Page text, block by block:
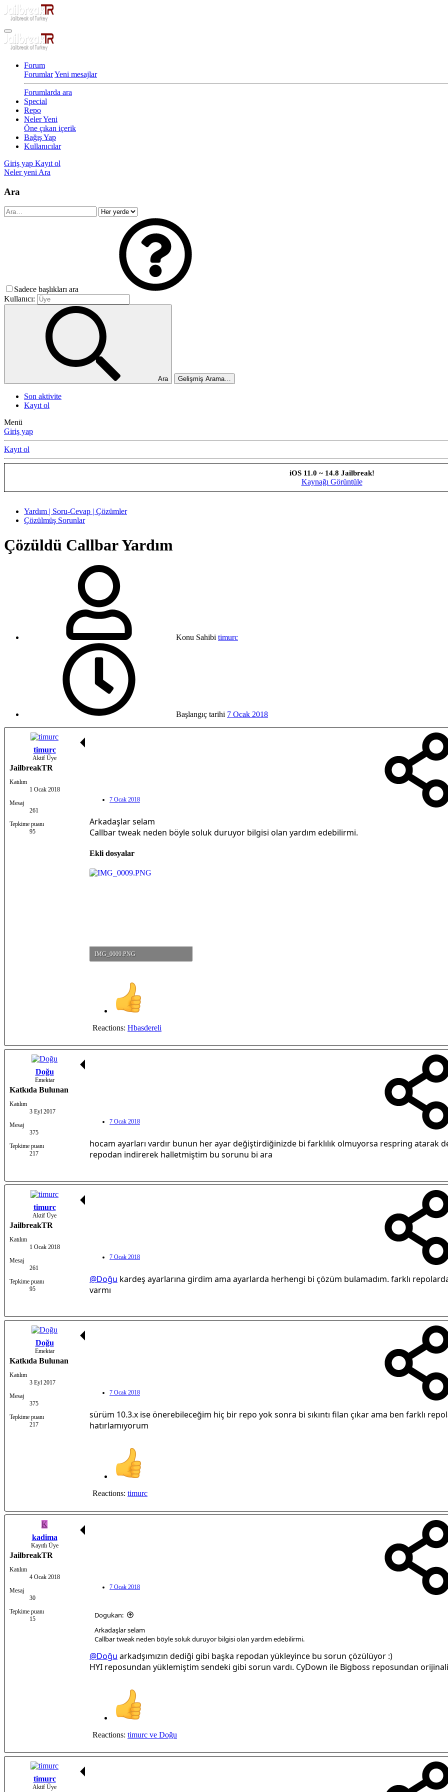
Forum
ForumlarYeni mesajlar
Forumlarda ara
Special
Repo
Neler Yeni
Öne çıkan içerik
Bağış Yap
Kullanıcılar
Giriş yap Kayıt ol
Neler yeni Ara
Ara
Sadece başlıkları ara
Kullanıcı:
Ara Gelişmiş Arama…
Son aktivite
Kayıt ol
Menü
Giriş yap
Kayıt ol
iOS 11.0 ~ 14.8 Jailbreak!
Kaynağı Görüntüle
Yardım | Soru-Cevap | Çözümler
Çözülmüş Sorunlar
Çözüldü Callbar Yardım
Konu Sahibi timurc
Başlangıç tarihi 7 Ocak 2018
timurc
Aktif Üye
JailbreakTR
Katılım
1 Ocak 2018
Mesaj
261
Tepkime puanı
95
7 Ocak 2018
Arkadaşlar selam
Callbar tweak neden böyle soluk duruyor bilgisi olan yardım edebilirmi.
Ekli dosyalar
IMG_0009.PNG
Reactions: Hbasdereli
Doğu
Emektar
Katkıda Bulunan
Katılım
3 Eyl 2017
Mesaj
375
Tepkime puanı
217
7 Ocak 2018
hocam ayarları vardır bunun her ayar değiştirdiğinizde bi farklılık olmuyorsa respring atarak
repodan indirerek halletmiştim bu sorunu bi ara
timurc
Aktif Üye
JailbreakTR
Katılım
1 Ocak 2018
Mesaj
261
Tepkime puanı
95
7 Ocak 2018
@Doğu kardeş ayarlarına girdim ama ayarlarda herhengi bi çözüm bulamadım. farklı
varmı
Doğu
Emektar
Katkıda Bulunan
Katılım
3 Eyl 2017
Mesaj
375
Tepkime puanı
217
7 Ocak 2018
sürüm 10.3.x ise önerebileceğim hiç bir repo yok sonra bi sıkıntı filan çıkar ama ben farklı
hatırlamıyorum
Reactions: timurc
K
kadima
Kayıtlı Üye
JailbreakTR
Katılım
4 Ocak 2018
Mesaj
30
Tepkime puanı
15
7 Ocak 2018
Dogukan:
Arkadaşlar selam
Callbar tweak neden böyle soluk duruyor bilgisi olan yardım edebilirmi.
@Doğu arkadşımızın dediği gibi başka repodan yükleyince bu sorun çözülüyor :)
HYI reposundan yüklemiştim sendeki gibi sorun vardı. CyDown ile Bigboss reposundan
Reactions: timurc ve Doğu
timurc
Aktif Üye